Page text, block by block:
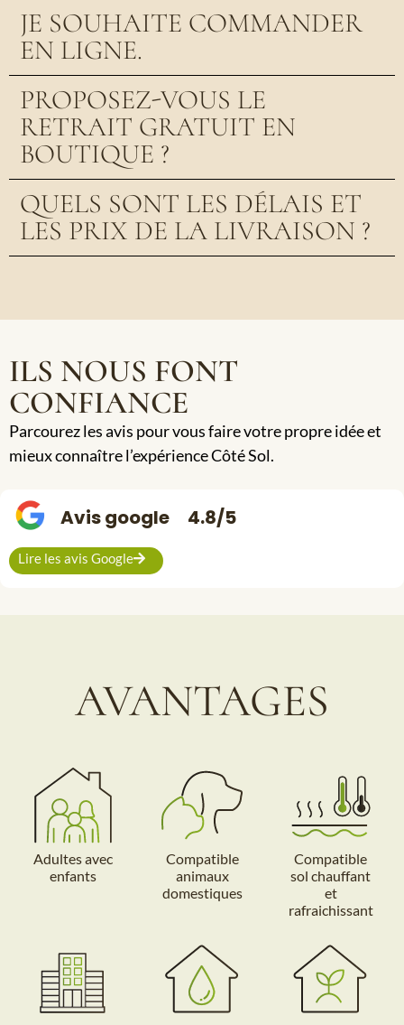
JE SOUHAITE COMMANDER
EN LIGNE.
PROPOSEZ-VOUS LE
RETRAIT GRATUIT EN
BOUTIQUE ?
QUELS SONT LES DÉLAIS ET
LES PRIX DE LA LIVRAISON ?
ILS NOUS FONT
CONFIANCE
Parcourez les avis pour vous faire votre propre idée et
mieux connaître l’expérience Côté Sol.
Avis google 4.8/5
Lire les avis Google
AVANTAGES
Adultes avec
enfants
Compatible
animaux
domestiques
Compatible
sol chauffant
et
rafraichissant